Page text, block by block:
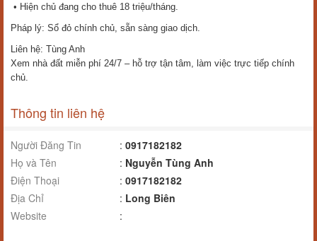
• Hiện chủ đang cho thuê 18 triệu/tháng.
Pháp lý: Sổ đỏ chính chủ, sẵn sàng giao dịch.
Liên hệ: Tùng Anh
Xem nhà đất miễn phí 24/7 – hỗ trợ tận tâm, làm việc trực tiếp chính
chủ.
Thông tin liên hệ
Người Đăng Tin : 0917182182
Họ và Tên
: Nguyễn Tùng Anh
Điện Thoại
: 0917182182
Địa Chỉ
: Long Biên
Website
: